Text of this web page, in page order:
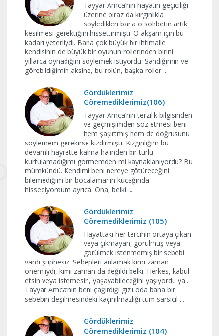
Tayyar Amca’nın hayatın geçiciliği
üzerine biraz da kırgınlıkla
söyledikleri bana o sohbetin artık
kesilmesi gerektiğini hissettirmişti. O akşam için bu
kadarı yeterliydi. Bana çok büyük bir ihtimalle
kendisinin de büyük bir oyunun rollerinden birini
yıllarca oynadığını söylemek istiyordu. Sandığımın ve
görebildiğimin aksine, bu rolün, başka roller ...
Gördüklerimiz
Göremediklerimiz(106)
Tayyar Amca’nın terzilik bilgisinden
ve geçmişimden söz etmesi beni
hem şaşırtmış hem de doğrusunu
söylemem gerekirse kızdırmıştı. Kızgınlığım bu
devamlı hayrette kalma halinden bir türlü
kurtulamadığımı görmemden mi kaynaklanıyordu? Bu
mümkündü. Kendimi beni nereye götüreceğini
bilemediğim bir bocalamanın kucağında
hissediyordum ayrıca. Ona, belki ...
Gördüklerimiz
Göremediklerimiz (105)
Hayattaki her tercihin ortaya çıkan
veya çıkmayan, görülmüş veya
görülmek istenmemiş bir sebebi
vardı şüphesiz. Sebepleri anlamak kimi zaman
önemliydi, kimi zaman da değildi belki. Herkes, kabul
etsin veya istemesin, yaşayabileceğini yaşıyordu ya...
Tayyar Amca’nın beni çağırdığı gizli oda bana bir
sebebin deşilmesindeki kaçınılmazlığı tüm sarsıcıl ...
Gördüklerimiz
Göremediklerimiz (104)